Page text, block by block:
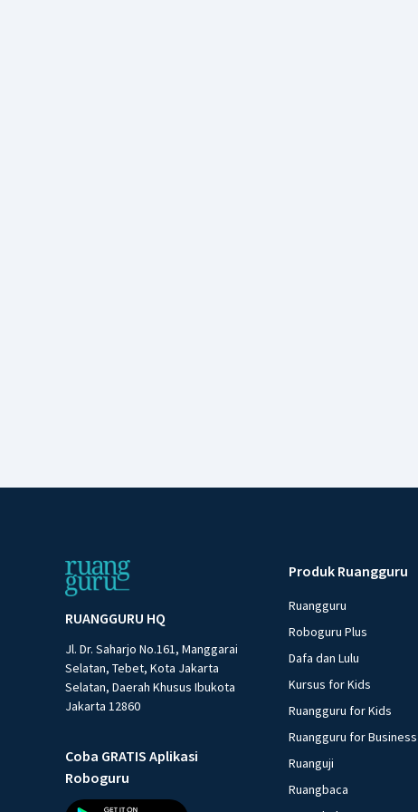
RUANGGURU HQ
Jl. Dr. Saharjo No.161, Manggarai
Selatan, Tebet, Kota Jakarta
Selatan, Daerah Khusus Ibukota
Jakarta 12860
Coba GRATIS Aplikasi
Roboguru
Produk Ruangguru
Ruangguru
Roboguru Plus
Dafa dan Lulu
Kursus for Kids
Ruangguru for Kids
Ruangguru for Business
Ruanguji
Ruangbaca